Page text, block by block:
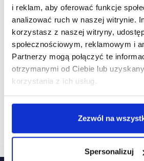
i reklam, aby oferować funkcje
analizować ruch w naszej witrynie.
korzystasz z naszej witryny,
społecznościowym, reklamowym i
Partnerzy mogą połączyć te
otrzymanymi od Ciebie lub
korzystania z ich usług.
Zezwól na
Spersonalizuj
22/03/2023 PwC ULI
[RAPORT] ULI i PwC: Stopy
i dostępność kapitału powodują
nieruchomości
Na perspektywy gospodarcze dla rynku
niepewność spowodowana
główne wnioski z raportu Urban Land